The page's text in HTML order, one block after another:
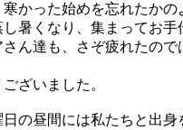
かった始めを忘れたかの
暑くなり、集まってお手
ん達も、さぞ疲れたので
ざいました。
の昼間には私たちと出身